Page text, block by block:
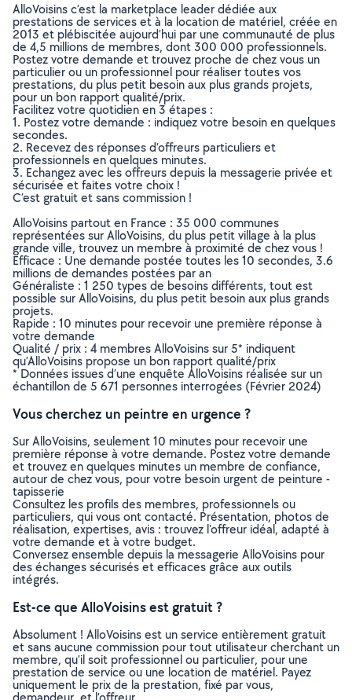
AlloVoisins c’est la marketplace leader dédiée aux
prestations de services et à la location de matériel, créée en
2013 et plébiscitée aujourd’hui par une communauté de plus
de 4,5 millions de membres, dont 300 000 professionnels.
Postez votre demande et trouvez proche de chez vous un
particulier ou un professionnel pour réaliser toutes vos
prestations, du plus petit besoin aux plus grands projets,
pour un bon rapport qualité/prix.
Facilitez votre quotidien en 3 étapes :
1. Postez votre demande : indiquez votre besoin en quelques
secondes.
2. Recevez des réponses d’offreurs particuliers et
professionnels en quelques minutes.
3. Echangez avec les offreurs depuis la messagerie privée et
sécurisée et faites votre choix !
C’est gratuit et sans commission !
AlloVoisins partout en France : 35 000 communes
représentées sur AlloVoisins, du plus petit village à la plus
grande ville, trouvez un membre à proximité de chez vous !
Efficace : Une demande postée toutes les 10 secondes, 3.6
millions de demandes postées par an
Généraliste : 1 250 types de besoins différents, tout est
possible sur AlloVoisins, du plus petit besoin aux plus grands
projets.
Rapide : 10 minutes pour recevoir une première réponse à
votre demande
Qualité / prix : 4 membres AlloVoisins sur 5* indiquent
qu’AlloVoisins propose un bon rapport qualité/prix
* Données issues d’une enquête AlloVoisins réalisée sur un
échantillon de 5 671 personnes interrogées (Février 2024)
Vous cherchez un peintre en urgence ?
Sur AlloVoisins, seulement 10 minutes pour recevoir une
première réponse à votre demande. Postez votre demande
et trouvez en quelques minutes un membre de confiance,
autour de chez vous, pour votre besoin urgent de peinture -
tapisserie
Consultez les profils des membres, professionnels ou
particuliers, qui vous ont contacté. Présentation, photos de
réalisation, expertises, avis : trouvez l'offreur idéal, adapté à
votre demande et à votre budget.
Conversez ensemble depuis la messagerie AlloVoisins pour
des échanges sécurisés et efficaces grâce aux outils
intégrés.
Est-ce que AlloVoisins est gratuit ?
Absolument ! AlloVoisins est un service entièrement gratuit
et sans aucune commission pour tout utilisateur cherchant un
membre, qu’il soit professionnel ou particulier, pour une
prestation de service ou une location de matériel. Payez
uniquement le prix de la prestation, fixé par vous,